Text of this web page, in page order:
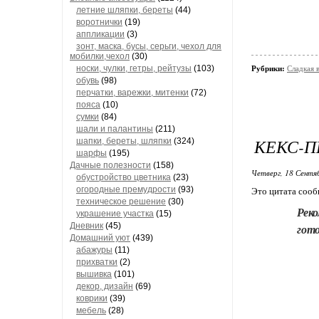
летние шляпки, береты (44)
воротнички (19)
аппликации (3)
зонт, маска, бусы, серьги, чехол для
мобилки,чехол (30)
носки, чулки, гетры, рейтузы (103)
обувь (98)
перчатки, варежки, митенки (72)
пояса (10)
сумки (84)
шали и палантины (211)
шапки, береты, шляпки (324)
шарфы (195)
Дачные полезности (158)
обустройство цветника (23)
огородные премудрости (93)
техническое решение (30)
украшение участка (15)
Дневник (45)
Домашний уют (439)
абажуры (11)
прихватки (2)
вышивка (101)
декор, дизайн (69)
коврики (39)
мебель (28)
Рубрики: Сладкая
КЕКС-
Четверг, 18
Это цитата